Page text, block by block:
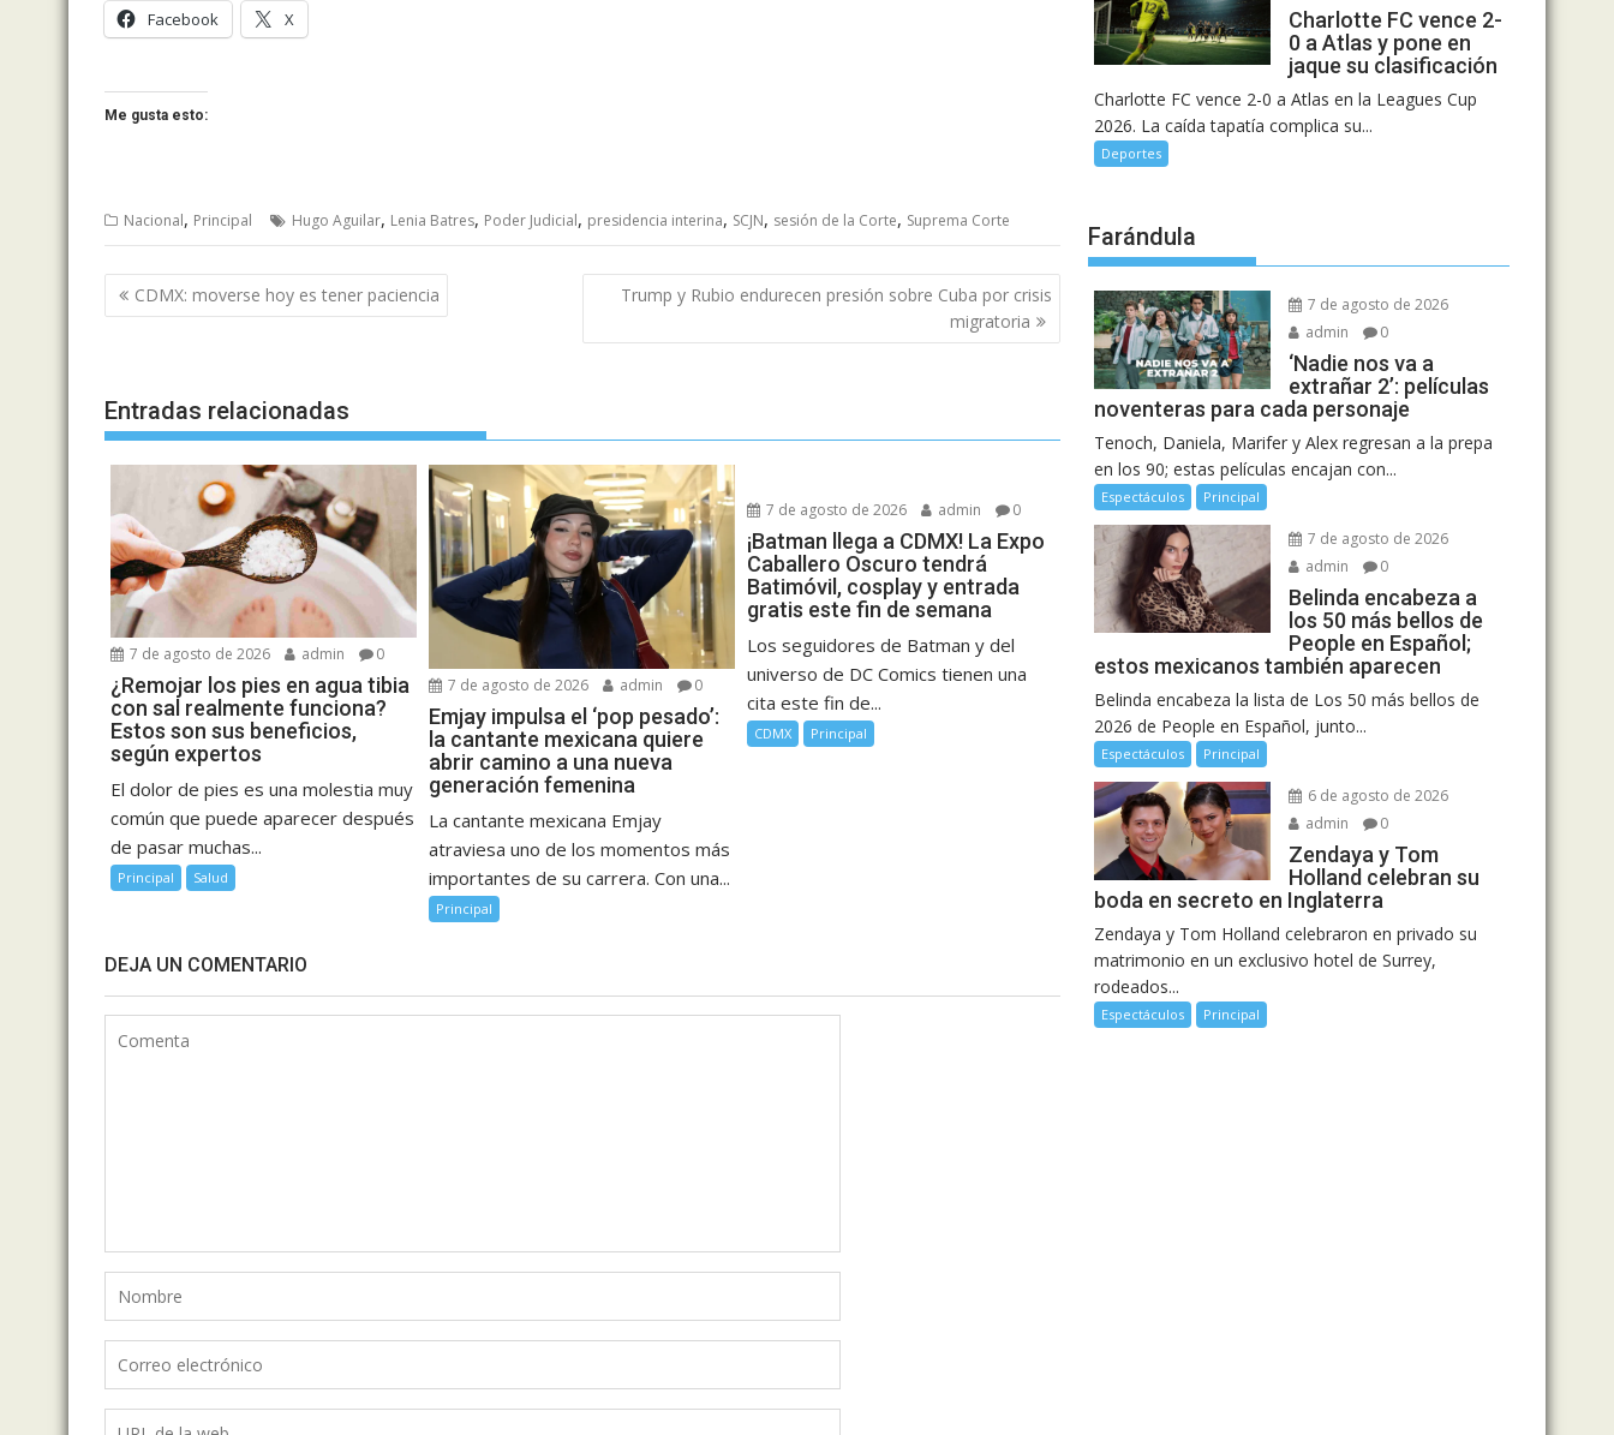
Facebook X
Me gusta esto:
Nacional, Principal Hugo Aguilar, Lenia Batres, Poder Judicial, presidencia interina, SCJN, sesión de la Corte, Suprema Corte
Navegación
de
CDMX: moverse hoy es tener paciencia
Trump y Rubio endurecen presión sobre Cuba por crisis
migratoria
Entradas relacionadas
7 de agosto de 2026 admin 0
¿Remojar los pies en agua tibia
con sal realmente funciona?
Estos son sus beneficios,
según expertos
El dolor de pies es una molestia muy
común que puede aparecer después
de pasar muchas...
Principal Salud
7 de agosto de 2026 admin 0
Emjay impulsa el ‘pop pesado’:
la cantante mexicana quiere
abrir camino a una nueva
generación femenina
La cantante mexicana Emjay
atraviesa uno de los momentos más
importantes de su carrera. Con una...
Principal
7 de agosto de 2026 admin 0
¡Batman llega a CDMX! La Expo
Caballero Oscuro tendrá
Batimóvil, cosplay y entrada
gratis este fin de semana
Los seguidores de Batman y del
universo de DC Comics tienen una
cita este fin de...
CDMX Principal
DEJA UN COMENTARIO
Charlotte FC vence 2-
0 a Atlas y pone en
jaque su clasificación
Charlotte FC vence 2-0 a Atlas en la Leagues Cup
2026. La caída tapatía complica su...
Deportes
Farándula
7 de agosto de 2026
admin
0
‘Nadie nos va a
extrañar 2’: películas
noventeras para cada personaje
Tenoch, Daniela, Marifer y Alex regresan a la prepa
en los 90; estas películas encajan con...
Espectáculos Principal
7 de agosto de 2026
admin
0
Belinda encabeza a
los 50 más bellos de
People en Español;
estos mexicanos también aparecen
Belinda encabeza la lista de Los 50 más bellos de
2026 de People en Español, junto...
Espectáculos Principal
6 de agosto de 2026
admin
0
Zendaya y Tom
Holland celebran su
boda en secreto en Inglaterra
Zendaya y Tom Holland celebraron en privado su
matrimonio en un exclusivo hotel de Surrey,
rodeados...
Espectáculos Principal